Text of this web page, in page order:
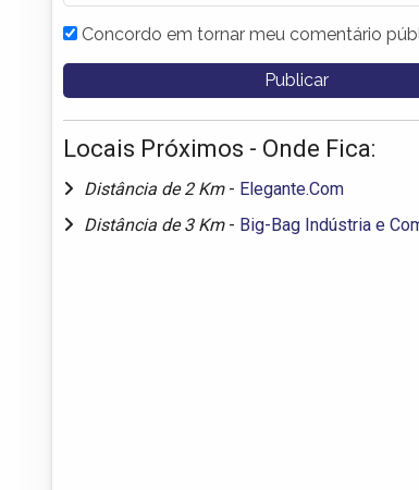
Concordo em tornar meu comentário
Locais Próximos - Onde Fica:
Distância de 2 Km - Elegante.Com
Distância de 3 Km - Big-Bag Indústria e